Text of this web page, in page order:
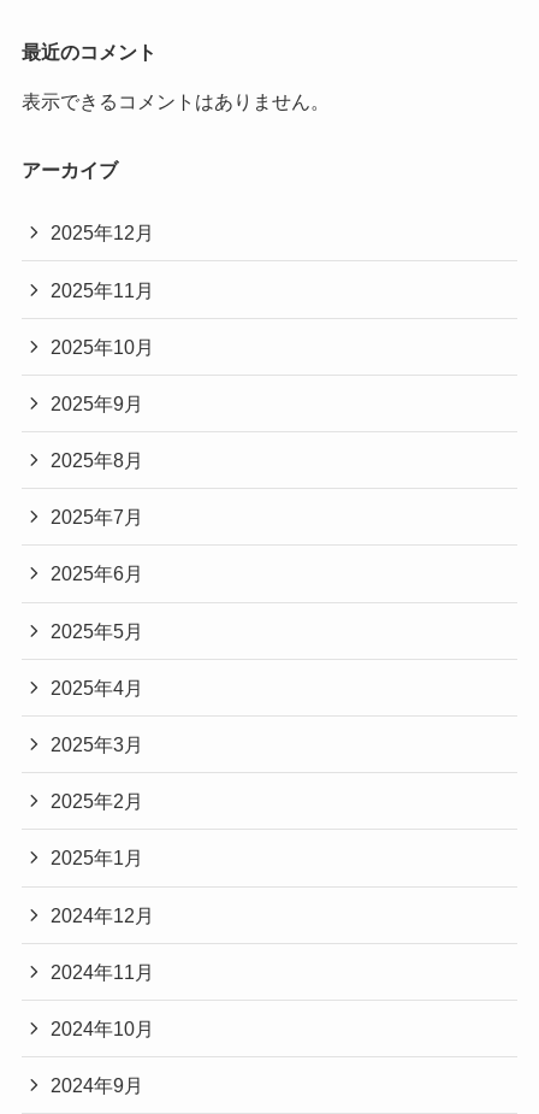
最近のコメント
表示できるコメントはありません。
アーカイブ
2025年12月
2025年11月
2025年10月
2025年9月
2025年8月
2025年7月
2025年6月
2025年5月
2025年4月
2025年3月
2025年2月
2025年1月
2024年12月
2024年11月
2024年10月
2024年9月